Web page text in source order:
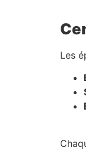
Les